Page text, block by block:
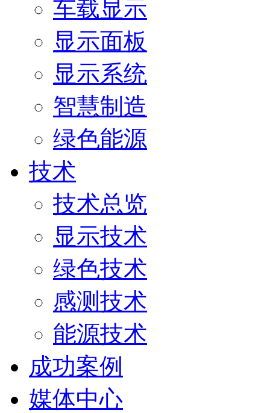
车载显示
显示面板
显示系统
智慧制造
绿色能源
技术
技术总览
显示技术
绿色技术
感测技术
能源技术
成功案例
媒体中心